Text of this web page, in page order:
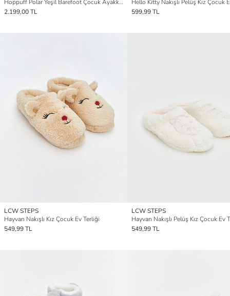
Hoppuff Polar Yeşil Barefoot Çocuk Ayakkabı
2.199,00 TL
599,99 TL
LCW STEPS
Hayvan Nakışlı Kız Çocuk Ev Terliği
549,99 TL
LCW STEPS
Hayvan Nakışlı Pelüş Kız Çocuk Ev
549,99 TL